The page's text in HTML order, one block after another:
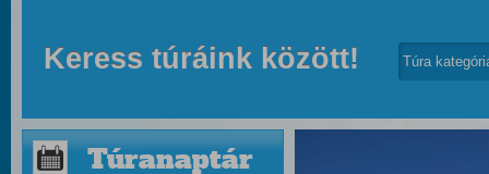
Keress túráink között!
Túranaptár